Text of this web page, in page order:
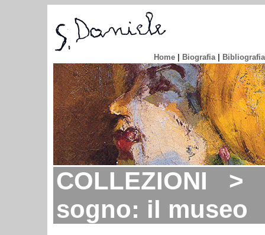
Home Biografia| Bibliografia
COLLEZIONI
sogno: il museo